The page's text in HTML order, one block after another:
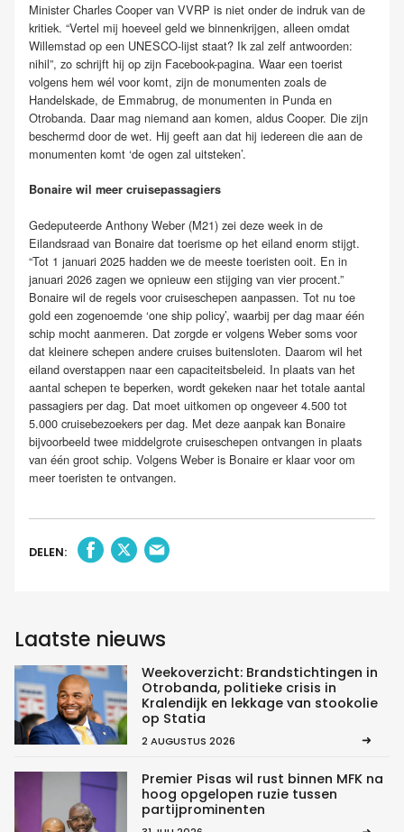
Minister Charles Cooper van VVRP is niet onder de indruk van de
kritiek. “Vertel mij hoeveel geld we binnenkrijgen, alleen omdat
Willemstad op een UNESCO-lijst staat? Ik zal zelf antwoorden:
nihil”, zo schrijft hij op zijn Facebook-pagina. Waar een toerist
volgens hem wél voor komt, zijn de monumenten zoals de
Handelskade, de Emmabrug, de monumenten in Punda en
Otrobanda. Daar mag niemand aan komen, aldus Cooper. Die zijn
beschermd door de wet. Hij geeft aan dat hij iedereen die aan de
monumenten komt ‘de ogen zal uitsteken’.
Bonaire wil meer cruisepassagiers
Gedeputeerde Anthony Weber (M21) zei deze week in de
Eilandsraad van Bonaire dat toerisme op het eiland enorm stijgt.
“Tot 1 januari 2025 hadden we de meeste toeristen ooit. En in
januari 2026 zagen we opnieuw een stijging van vier procent.”
Bonaire wil de regels voor cruiseschepen aanpassen. Tot nu toe
gold een zogenoemde ‘one ship policy’, waarbij per dag maar één
schip mocht aanmeren. Dat zorgde er volgens Weber soms voor
dat kleinere schepen andere cruises buitensloten. Daarom wil het
eiland overstappen naar een capaciteitsbeleid. In plaats van het
aantal schepen te beperken, wordt gekeken naar het totale aantal
passagiers per dag. Dat moet uitkomen op ongeveer 4.500 tot
5.000 cruisebezoekers per dag. Met deze aanpak kan Bonaire
bijvoorbeeld twee middelgrote cruiseschepen ontvangen in plaats
van één groot schip. Volgens Weber is Bonaire er klaar voor om
meer toeristen te ontvangen.
DELEN:
Laatste nieuws
Weekoverzicht: Brandstichtingen in
Otrobanda, politieke crisis in
Kralendijk en lekkage van stookolie
op Statia
2 AUGUSTUS 2026
Premier Pisas wil rust binnen MFK na
hoog opgelopen ruzie tussen
partijprominenten